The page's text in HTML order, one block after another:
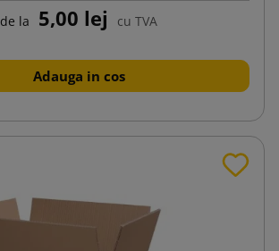
de la 5,00 lej cu TVA
Adauga in cos